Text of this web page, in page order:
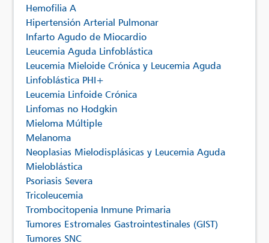
Hemofilia A
Hipertensión Arterial Pulmonar
Infarto Agudo de Miocardio
Leucemia Aguda Linfoblástica
Leucemia Mieloide Crónica y Leucemia Aguda
Linfoblástica PHI+
Leucemia Linfoide Crónica
Linfomas no Hodgkin
Mieloma Múltiple
Melanoma
Neoplasias Mielodisplásicas y Leucemia Aguda
Mieloblástica
Psoriasis Severa
Tricoleucemia
Trombocitopenia Inmune Primaria
Tumores Estromales Gastrointestinales (GIST)
Tumores SNC